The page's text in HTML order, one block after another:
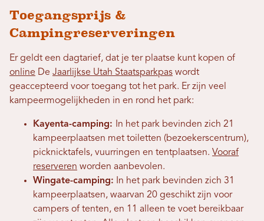
Toegangsprijs &
Campingreserveringen
Er geldt een dagtarief, dat je ter plaatse kunt kopen of
online De Jaarlijkse Utah Staatsparkpas wordt
geaccepteerd voor toegang tot het park. Er zijn veel
kampeermogelijkheden in en rond het park:
Kayenta-camping:
In het park bevinden zich 21
kampeerplaatsen met toiletten (bezoekerscentrum),
picknicktafels, vuurringen en tentplaatsen. Vooraf
reserveren worden aanbevolen.
Wingate-camping: In het park bevinden zich 31
kampeerplaatsen, waarvan 20 geschikt zijn voor
campers of tenten, en 11 alleen te voet bereikbaar